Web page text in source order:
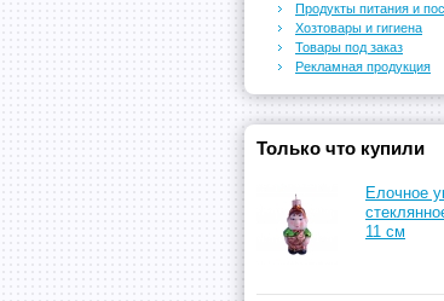
Продукты питания и
Хозтовары и гигиена
Товары под заказ
Рекламная продукция
Только что купили
Елочное
11 см